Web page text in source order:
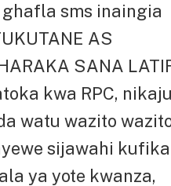
ghafla sms inaingia
AS
SANA
kwa RPC,
watu wazito
sijawahi kufika
ya yote kwanza,